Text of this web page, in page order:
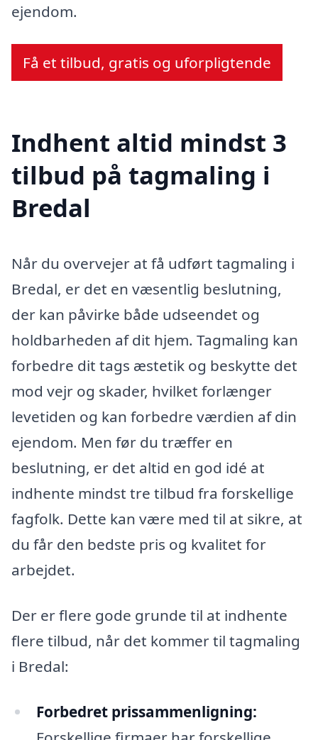
ejendom.
Få et tilbud, gratis og uforpligtende
Indhent altid mindst 3
tilbud på tagmaling i
Bredal
Når du overvejer at få udført tagmaling i
Bredal, er det en væsentlig beslutning,
der kan påvirke både udseendet og
holdbarheden af dit hjem. Tagmaling kan
forbedre dit tags æstetik og beskytte det
mod vejr og skader, hvilket forlænger
levetiden og kan forbedre værdien af din
ejendom. Men før du træffer en
beslutning, er det altid en god idé at
indhente mindst tre tilbud fra forskellige
fagfolk. Dette kan være med til at sikre, at
du får den bedste pris og kvalitet for
arbejdet.
Der er flere gode grunde til at indhente
flere tilbud, når det kommer til tagmaling
i Bredal:
Forbedret prissammenligning: